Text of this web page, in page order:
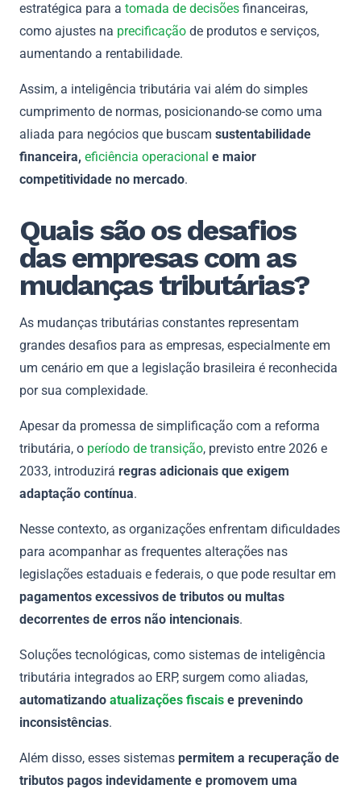
estratégica para a tomada de decisões financeiras,
como ajustes na precificação de produtos e serviços,
aumentando a rentabilidade.
Assim, a inteligência tributária vai além do simples
cumprimento de normas, posicionando-se como uma
aliada para negócios que buscam sustentabilidade
financeira, eficiência operacional e maior
competitividade no mercado.
Quais são os desafios
das empresas com as
mudanças tributárias?
As mudanças tributárias constantes representam
grandes desafios para as empresas, especialmente em
um cenário em que a legislação brasileira é reconhecida
por sua complexidade.
Apesar da promessa de simplificação com a reforma
tributária, o período de transição, previsto entre 2026 e
2033, introduzirá regras adicionais que exigem
adaptação contínua.
Nesse contexto, as organizações enfrentam dificuldades
para acompanhar as frequentes alterações nas
legislações estaduais e federais, o que pode resultar em
pagamentos excessivos de tributos ou multas
decorrentes de erros não intencionais.
Soluções tecnológicas, como sistemas de inteligência
tributária integrados ao ERP, surgem como aliadas,
automatizando atualizações fiscais e prevenindo
inconsistências.
Além disso, esses sistemas permitem a recuperação de
tributos pagos indevidamente e promovem uma